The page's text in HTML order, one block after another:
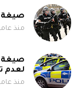
صيغة
منذ
صيغة
لعدم
منذ